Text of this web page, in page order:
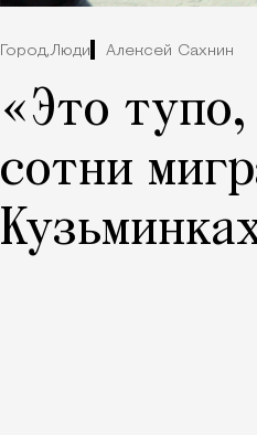
Город,Люди Алексей Сахнин
«Это
сотни